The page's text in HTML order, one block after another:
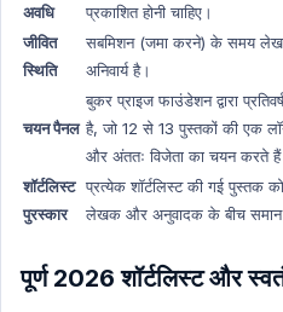
अवधि
प्रकाशित होनी चाहिए।
जीवित
स्थिति
सबमिशन (जमा करने) के समय
अनिवार्य है।
चयन पैनल
बुकर प्राइज फाउंडेशन द्वारा
है, जो 12 से 13 पुस्तकों की एक
और अंततः विजेता का चयन करते
शॉर्टलिस्ट
पुरस्कार
प्रत्येक शॉर्टलिस्ट की गई पुस्तक
लेखक और अनुवादक के बीच समान
पूर्ण 2026 शॉर्टलिस्ट और